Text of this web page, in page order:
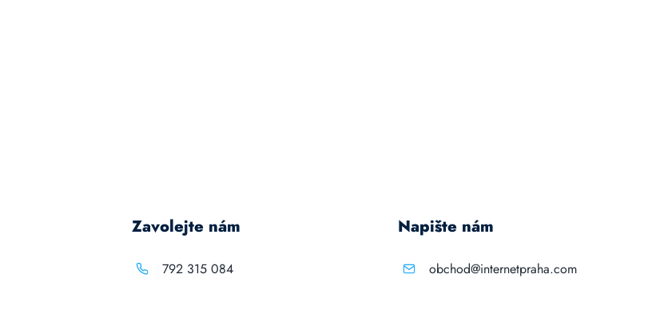
Zavolejte nám
792 315 084
Napište nám
obchod@internetpraha.com